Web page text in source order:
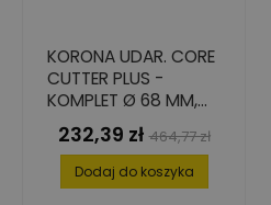
KORONA UDAR. CORE
CUTTER PLUS -
KOMPLET Ø 68 MM,
SDS-PLUS
Cena
232,39 zł Cena
podstawowa
464,77 zł
Dodaj do koszyka